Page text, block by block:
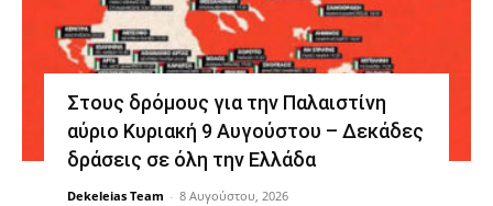
Στους δρόμους για την Παλαιστίνη
αύριο Κυριακή 9 Αυγούστου – Δεκάδες
δράσεις σε όλη την Ελλάδα
Dekeleias Team - 8 Αυγούστου, 2026